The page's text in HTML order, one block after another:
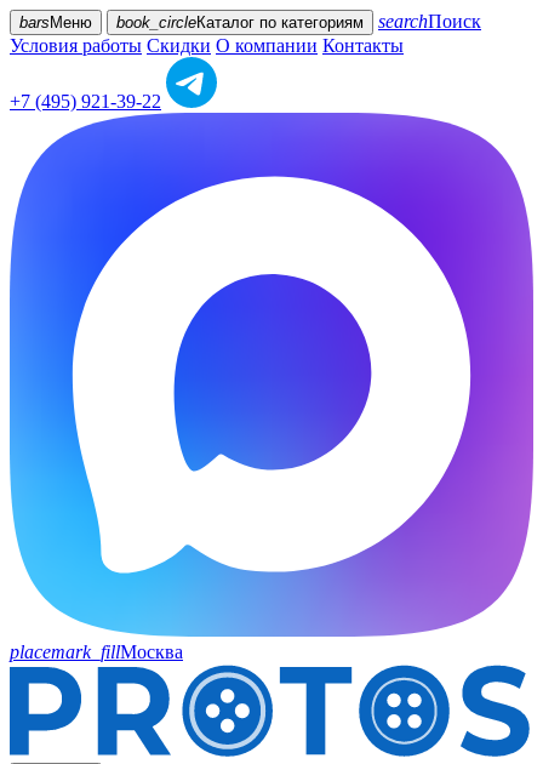
bars Меню book_circleКаталог по категориям searchПоиск
Условия работы Скидки О компании Контакты
+7 (495) 921-39-22
placemark_fillМосква